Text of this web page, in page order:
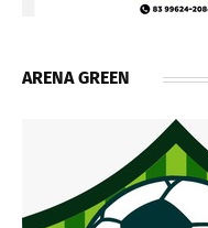
ARENA GREEN